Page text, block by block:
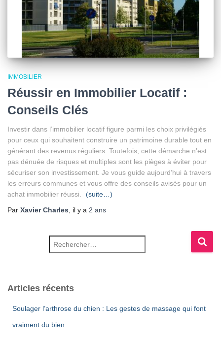
IMMOBILIER
Réussir en Immobilier Locatif :
Conseils Clés
Investir dans l’immobilier locatif figure parmi les choix privilégiés
pour ceux qui souhaitent construire un patrimoine durable tout en
générant des revenus réguliers. Toutefois, cette démarche n’est
pas dénuée de risques et multiples sont les pièges à éviter pour
sécuriser son investissement. Je vous guide aujourd’hui à travers
les erreurs communes et vous offre des conseils avisés pour un
achat immobilier réussi.
(suite…)
Par Xavier Charles , il y a 2 ans
Articles récents
Soulager l’arthrose du chien : Les gestes de massage qui font
vraiment du bien